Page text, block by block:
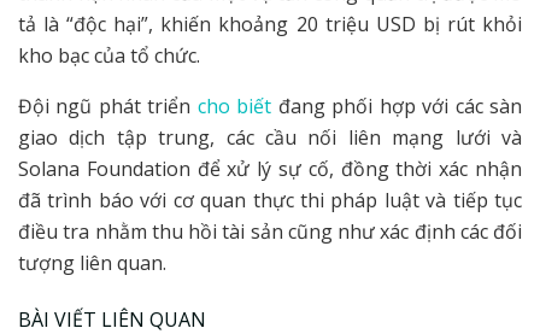
tả là “độc hại”, khiến khoảng 20 triệu USD bị rút khỏi
kho bạc của tổ chức.
Đội ngũ phát triển cho biết đang phối hợp với các sàn
giao dịch tập trung, các cầu nối liên mạng lưới và
Solana Foundation để xử lý sự cố, đồng thời xác nhận
đã trình báo với cơ quan thực thi pháp luật và tiếp tục
điều tra nhằm thu hồi tài sản cũng như xác định các đối
tượng liên quan.
BÀI VIẾT LIÊN QUAN